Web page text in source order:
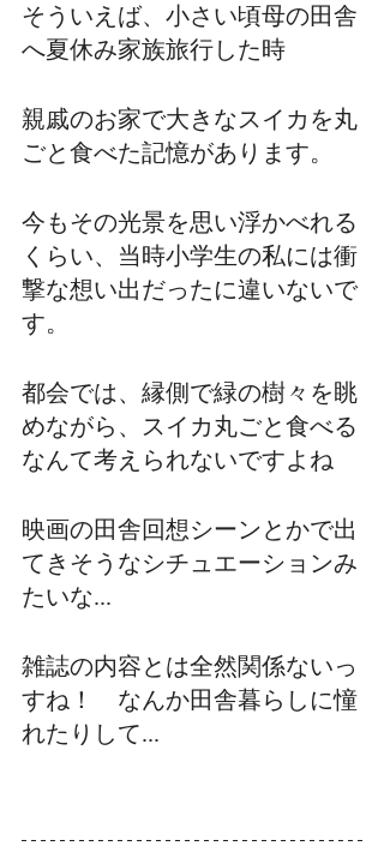
そういえば、小さい頃母の田舎
へ夏休み家族旅行した時
親戚のお家で大きなスイカを丸
ごと食べた記憶があります。
今もその光景を思い浮かべれる
くらい、当時小学生の私には衝
撃な想い出だったに違いないで
す。
都会では、縁側で緑の樹々を眺
めながら、スイカ丸ごと食べる
なんて考えられないですよね
映画の田舎回想シーンとかで出
てきそうなシチュエーションみ
たいな...
雑誌の内容とは全然関係ないっ
すね！　なんか田舎暮らしに憧
れたりして...